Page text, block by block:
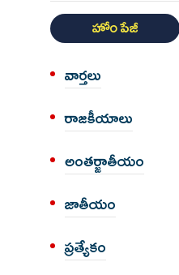
హోం పేజీ
వార్త‌లు
రాజకీయాలు
అంత‌ర్జాతీయం
జాతీయం
ప్రత్యేకం